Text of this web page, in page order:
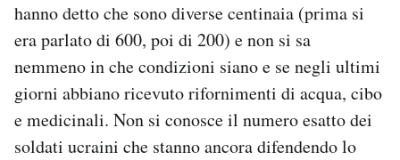
hanno detto che sono diverse centinaia (prima si
era parlato di 600, poi di 200) e non si sa
nemmeno in che condizioni siano e se negli ultimi
giorni abbiano ricevuto rifornimenti di acqua, cibo
e medicinali. Non si conosce il numero esatto dei
soldati ucraini che stanno ancora difendendo lo